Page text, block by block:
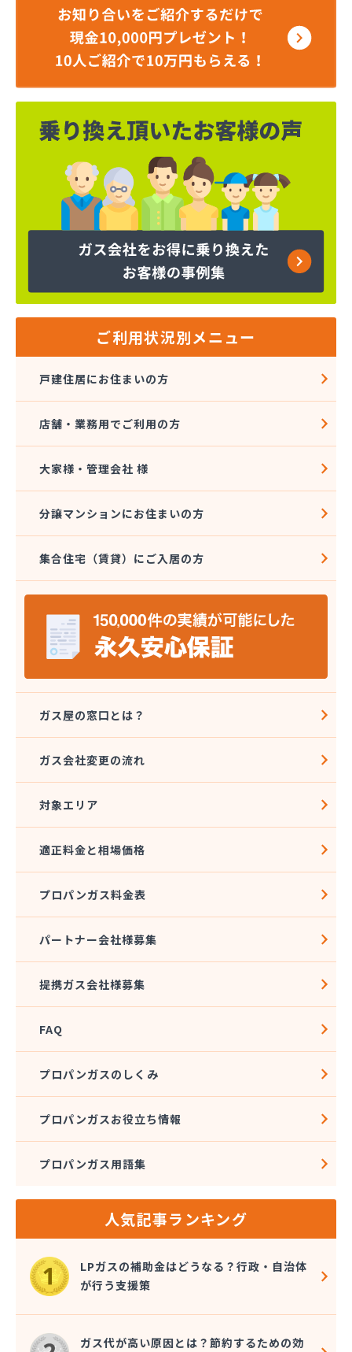
ご利用状況別メニュー
戸建住居にお住まいの方
店舗・業務用でご利用の方
大家様・管理会社 様
分譲マンションにお住まいの方
集合住宅（賃貸）にご入居の方
ガス屋の窓口とは？
ガス会社変更の流れ
対象エリア
適正料金と相場価格
プロパンガス料金表
パートナー会社様募集
提携ガス会社様募集
FAQ
プロパンガスのしくみ
プロパンガスお役立ち情報
プロパンガス用語集
人気記事ランキング
LPガスの補助金はどうなる？行政・自治体
が行う支援策
ガス代が高い原因とは？節約するための効